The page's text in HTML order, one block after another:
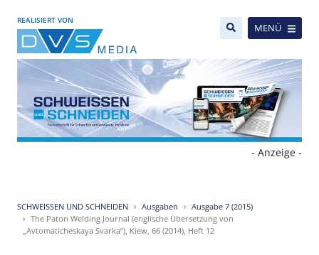
REALISIERT VON
MENÜ
- Anzeige -
SCHWEISSEN UND SCHNEIDEN Ausgaben
Ausgabe 7 (2015)
The Paton Welding Journal (englische Übersetzung von
„Avtomaticheskaya Svarka“), Kiew, 66 (2014), Heft 12